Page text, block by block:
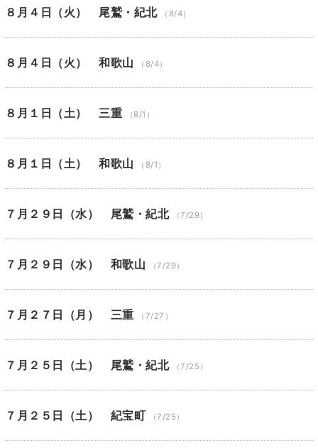
８月４日（火） 尾鷲・紀北 （8/4）
８月４日（火） 和歌山 （8/4）
８月１日（土） 三重 （8/1）
８月１日（土） 和歌山 （8/1）
７月２９日（水） 尾鷲・紀北 （7/29）
７月２９日（水） 和歌山 （7/29）
７月２７日（月） 三重 （7/27）
７月２５日（土） 尾鷲・紀北 （7/25）
７月２５日（土） 紀宝町 （7/25）